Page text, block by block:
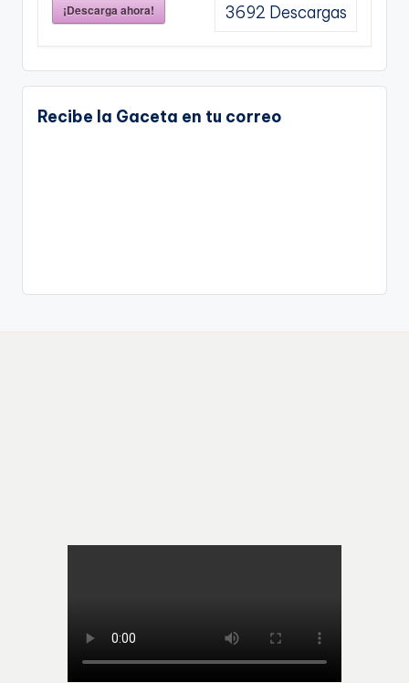
¡Descarga ahora! 3692 Descargas
Recibe la Gaceta en tu correo